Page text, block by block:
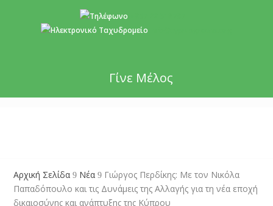
Γίνε Μέλος
Αρχική Σελίδα 9 Νέα 9 Γιώργος Περδίκης: Με τον Νικόλα
Παπαδόπουλο και τις Δυνάμεις της Αλλαγής για τη νέα εποχή
δικαιοσύνης και ανάπτυξης της Κύπρου